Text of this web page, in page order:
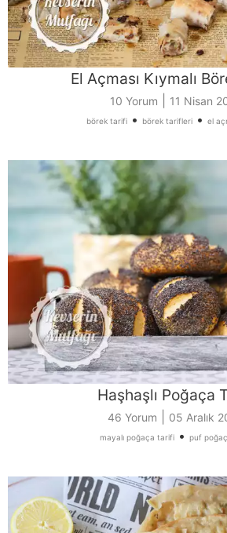
El Açması Kıymalı
10 Yorum 11 Nisan
börek tarifi• börek tarifleri• el
Haşhaşlı Poğaça
46 Yorum 05 Aralık
mayalı poğaça tarifi • puf